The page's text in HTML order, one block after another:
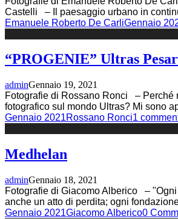
Castelli – Il paesaggio urbano in
Emanuele Roberto De CarliGennaio
“PROGENIE” Ultras
adminGennaio 19, 2021
Fotografie di Rossano Ronci – Perché
fotografico sul mondo Ultras? Mi sono
Gennaio 2021Rossano Ronci1
Medhelan
adminGennaio 18, 2021
Fotografie di Giacomo Alberico –
anche un atto di perdita; ogni
Gennaio 2021Giacomo Alberico0